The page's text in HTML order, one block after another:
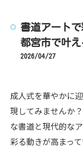
書道アート
都宮市で叶
2026/04/27
成人式を華やかに
現してみませんか
な書道と現代的な
彩る動きが高まっ